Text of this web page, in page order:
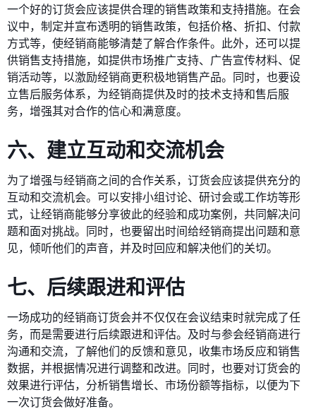
一个好的订货会应该提供合理的销售政策和支持措施。在会
议中，制定并宣布透明的销售政策，包括价格、折扣、付款
方式等，使经销商能够清楚了解合作条件。此外，还可以提
供销售支持措施，如提供市场推广支持、广告宣传材料、促
销活动等，以激励经销商更积极地销售产品。同时，也要设
立售后服务体系，为经销商提供及时的技术支持和售后服
务，增强其对合作的信心和满意度。
六、建立互动和交流机会
为了增强与经销商之间的合作关系，订货会应该提供充分的
互动和交流机会。可以安排小组讨论、研讨会或工作坊等形
式，让经销商能够分享彼此的经验和成功案例，共同解决问
题和面对挑战。同时，也要留出时间给经销商提出问题和意
见，倾听他们的声音，并及时回应和解决他们的关切。
七、后续跟进和评估
一场成功的经销商订货会并不仅仅在会议结束时就完成了任
务，而是需要进行后续跟进和评估。及时与参会经销商进行
沟通和交流，了解他们的反馈和意见，收集市场反应和销售
数据，并根据情况进行调整和改进。同时，也要对订货会的
效果进行评估，分析销售增长、市场份额等指标，以便为下
一次订货会做好准备。